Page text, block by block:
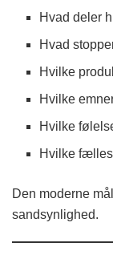
Hvad deler
Hvad
Hvilke
Hvilke
Hvilke
Hvilke
Den moderne
sandsynlighed.